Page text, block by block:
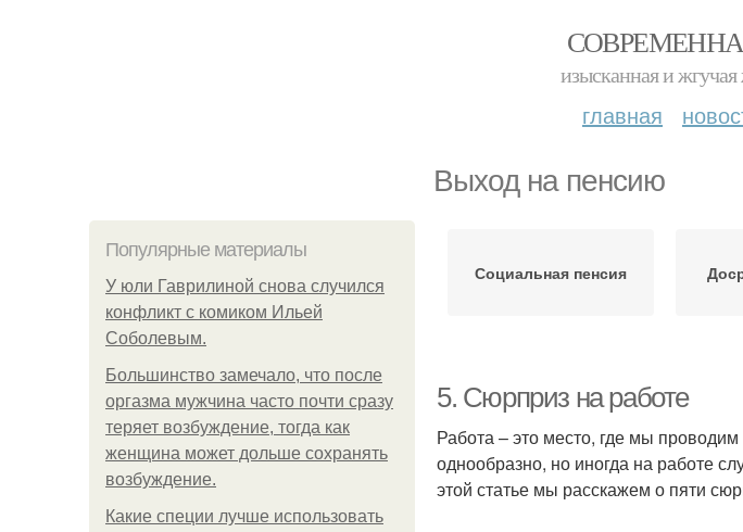
изысканная и
главная
Выход на пенсию
Популярные материалы
У юли Гаврилиной снова случился
конфликт с комиком Ильей
Соболевым.
Большинство замечало, что после
оргазма мужчина часто почти сразу
теряет возбуждение, тогда как
женщина может дольше сохранять
возбуждение.
Какие специи лучше использовать
Социальная пенсия
5. Сюрприз на работе
Работа – это место, где мы
однообразно, но иногда на работе
этой статье мы расскажем о пяти